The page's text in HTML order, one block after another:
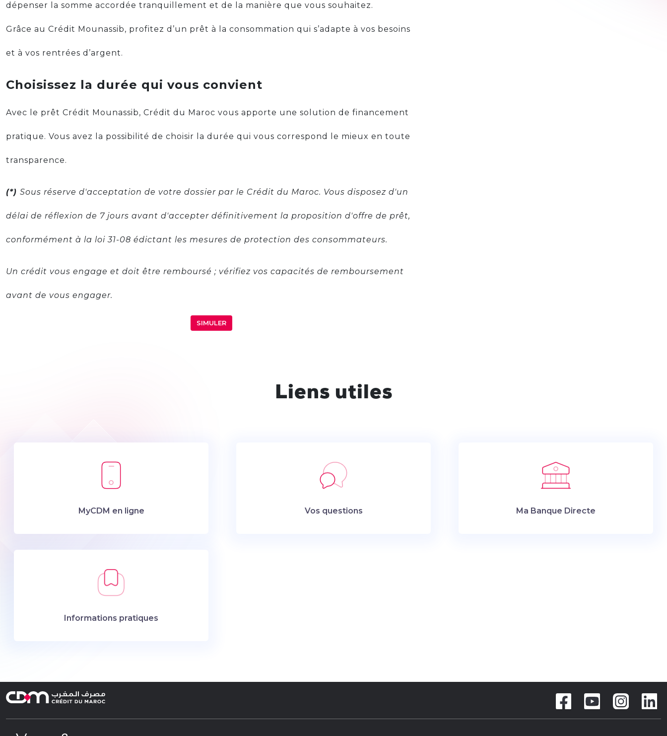
dépenser la somme accordée tranquillement et de la manière que vous souhaitez.
Grâce au Crédit Mounassib, profitez d’un prêt à la consommation qui s’adapte à vos besoins
et à vos rentrées d’argent.
Choisissez la durée qui vous convient
Avec le prêt Crédit Mounassib, Crédit du Maroc vous apporte une solution de financement
pratique. Vous avez la possibilité de choisir la durée qui vous correspond le mieux en toute
transparence.
(*) Sous réserve d'acceptation de votre dossier par le Crédit du Maroc. Vous disposez d'un
délai de réflexion de 7 jours avant d'accepter définitivement la proposition d'offre de prêt,
conformément à la loi 31-08 édictant les mesures de protection des consommateurs.
Un crédit vous engage et doit être remboursé ; vérifiez vos capacités de remboursement
avant de vous engager.
SIMULER
Liens utiles
MyCDM en ligne Vos questions Ma Banque Directe
Informations pratiques